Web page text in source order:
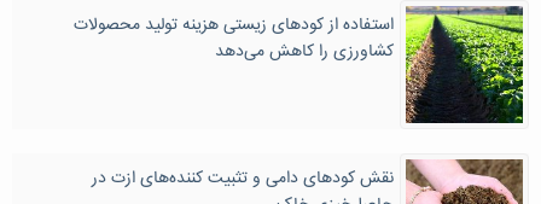
استفاده از کودهای زیستی هزینه تولید محصولات
کشاورزی را کاهش می‌دهد
نقش کودهای دامی و تثبیت‌ کننده‌های ازت در